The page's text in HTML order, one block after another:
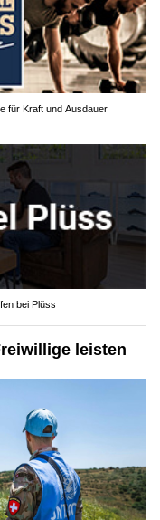
für Kraft und Ausdauer
bei Plüss
leisten